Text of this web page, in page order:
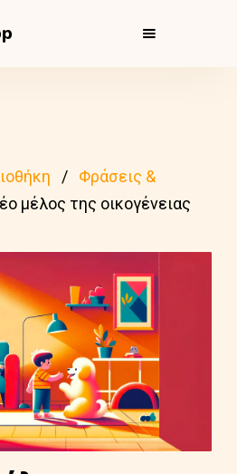
Φράσεις &
μέλος της οικογένειας